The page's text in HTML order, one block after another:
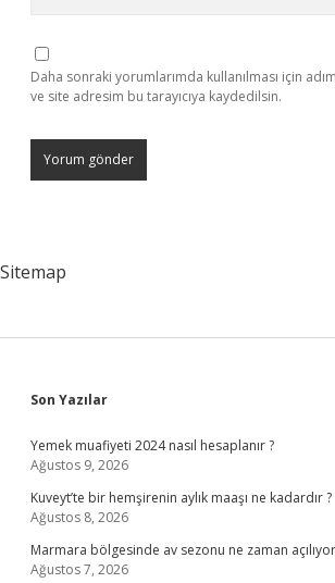
Daha sonraki yorumlarımda kullanılması için
ve site adresim bu tarayıcıya kaydedilsin.
Sitemap
Sidebar
Son Yazılar
Yemek muafiyeti 2024 nasıl hesaplanır ?
Ağustos 9, 2026
Kuveyt’te bir hemşirenin aylık maaşı ne kadardır ?
Ağustos 8, 2026
Marmara bölgesinde av sezonu ne zaman
Ağustos 7, 2026